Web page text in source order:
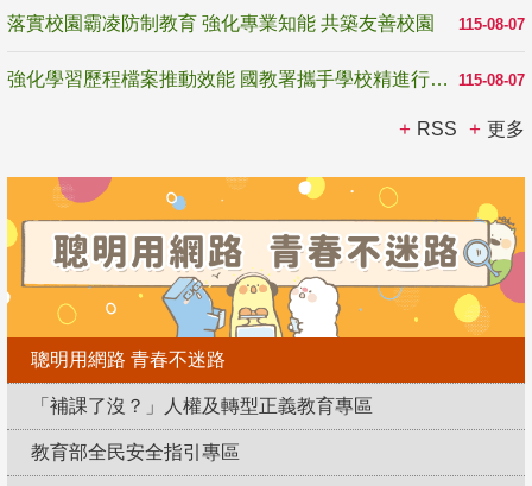
115-08-07
落實校園霸凌防制教育 強化專業知能 共築友善校園
115-08-07
強化學習歷程檔案推動效能 國教署攜手學校精進行政與教學支持
RSS 更多
聰明用網路 青春不迷路
「補課了沒？」人權及轉型正義教育專區
教育部全民安全指引專區